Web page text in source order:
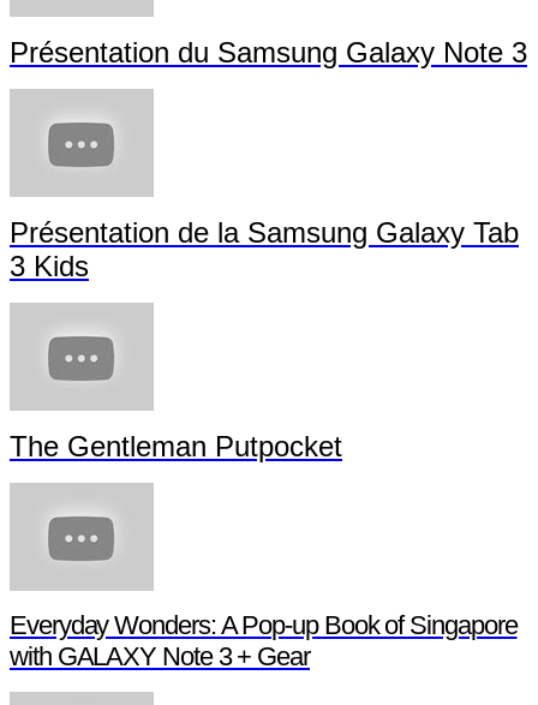
Présentation du Samsung Galaxy Note 3
Présentation de la Samsung Galaxy Tab
3 Kids
The Gentleman Putpocket
Everyday Wonders: A Pop-up Book of Singapore
with GALAXY Note 3 + Gear